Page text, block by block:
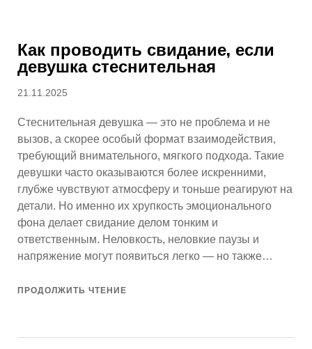
Как проводить свидание, если
девушка стеснительная
Опубликовано
21.11.2025
Стеснительная девушка — это не проблема и не
вызов, а скорее особый формат взаимодействия,
требующий внимательного, мягкого подхода. Такие
девушки часто оказываются более искренними,
глубже чувствуют атмосферу и тоньше реагируют на
детали. Но именно их хрупкость эмоционального
фона делает свидание делом тонким и
ответственным. Неловкость, неловкие паузы и
напряжение могут появиться легко — но также…
ПРОДОЛЖИТЬ ЧТЕНИЕ